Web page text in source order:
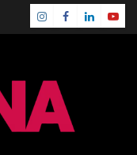
Instagram
Facebook
Linkedin